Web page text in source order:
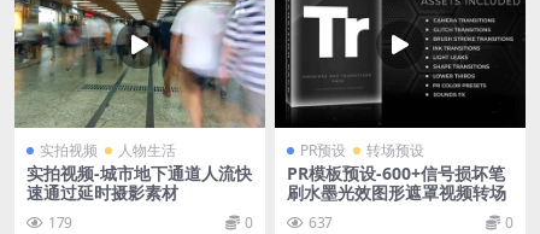
实拍视频 人物生活
实拍视频-城市地下通道人流快
速通过延时摄影素材
179 0
PR预设 转场预设
PR模板预设-600+信号损坏笔
刷水墨光效图形遮罩视频转场
637 0